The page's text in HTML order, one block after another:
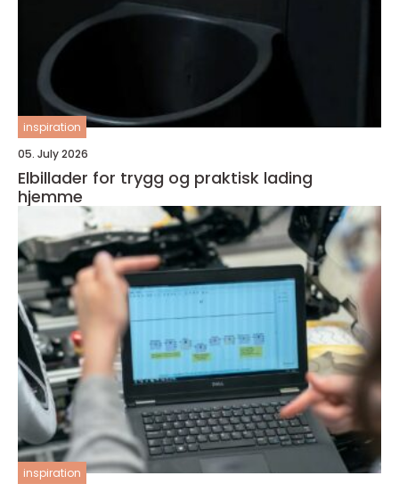
inspiration
05. July 2026
Elbillader for trygg og praktisk lading
hjemme
inspiration